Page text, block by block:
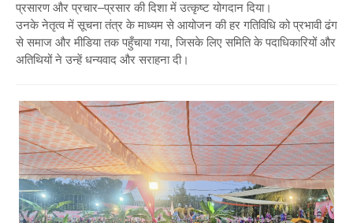
प्रसारण और प्रचार–प्रसार की दिशा में उत्कृष्ट योगदान दिया।
उनके नेतृत्व में सूचना तंत्र के माध्यम से आयोजन की हर गतिविधि को प्रभावी ढंग
से समाज और मीडिया तक पहुँचाया गया, जिसके लिए समिति के पदाधिकारियों और
अतिथियों ने उन्हें धन्यवाद और सराहना दी।